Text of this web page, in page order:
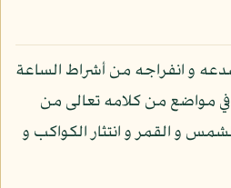
و انفراجه من أشراط الساعة
مواضع من كلامه تعالى من
و القمر و انتثار الكواكب و